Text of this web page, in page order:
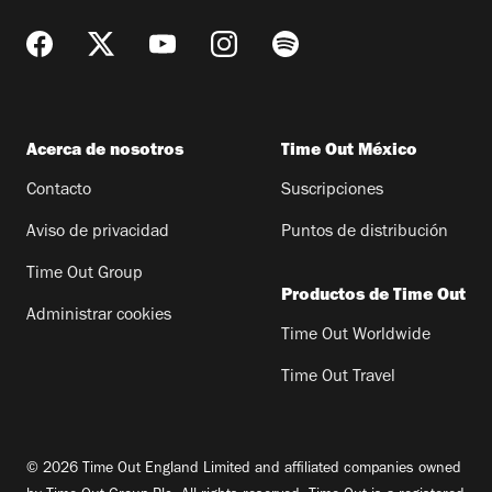
Acerca de nosotros
Contacto
Aviso de privacidad
Time Out Group
Administrar cookies
Time Out México
Suscripciones
Puntos de distribución
Productos de Time Out
Time Out Worldwide
Time Out Travel
© 2026 Time Out England Limited and affiliated companies owned